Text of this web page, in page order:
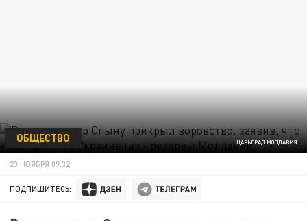
ЦАРЬГРАД МОЛДАВИЯ
ОБЩЕСТВО
23 НОЯБРЯ 09:32
ПОДПИШИТЕСЬ: